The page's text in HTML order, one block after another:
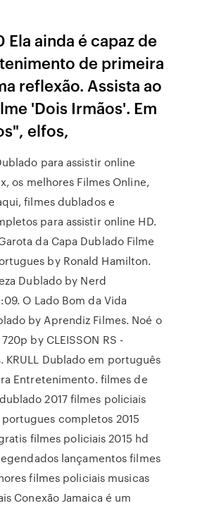
ainda é capaz de
de primeira
reflexão. Assista ao
'Dois Irmãos'. Em
elfos,
para assistir online
os melhores Filmes Online,
filmes dublados e
para assistir online HD.
da Capa Dublado Filme
by Ronald Hamilton.
Dublado by Nerd
O Lado Bom da Vida
by Aprendiz Filmes. Noé o
by CLEISSON RS -
KRULL Dublado em português
Entretenimento. filmes de
2017 filmes policiais
completos 2015
filmes policiais 2015 hd
lançamentos filmes
filmes policiais musicas
Conexão Jamaica é um